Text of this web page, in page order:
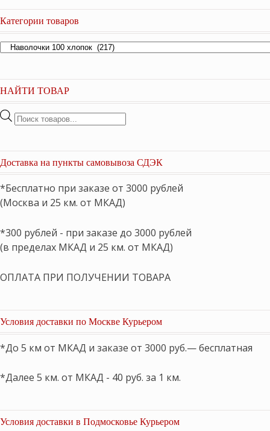
Категории товаров
НАЙТИ ТОВАР
Поиск
Доставка на пункты самовывоза СДЭК
*Бесплатно при заказе от 3000 рублей
(Москва и 25 км. от МКАД)
*300 рублей - при заказе до 3000 рублей
(в пределах МКАД и 25 км. от МКАД)
ОПЛАТА ПРИ ПОЛУЧЕНИИ ТОВАРА
Условия доставки по Москве Курьером
*До 5 км от МКАД и заказе от 3000 руб.— бесплатная
*Далее 5 км. от МКАД - 40 руб. за 1 км.
Условия доставки в Подмосковье Курьером